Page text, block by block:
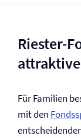
Riester-
Für Familien
mit den